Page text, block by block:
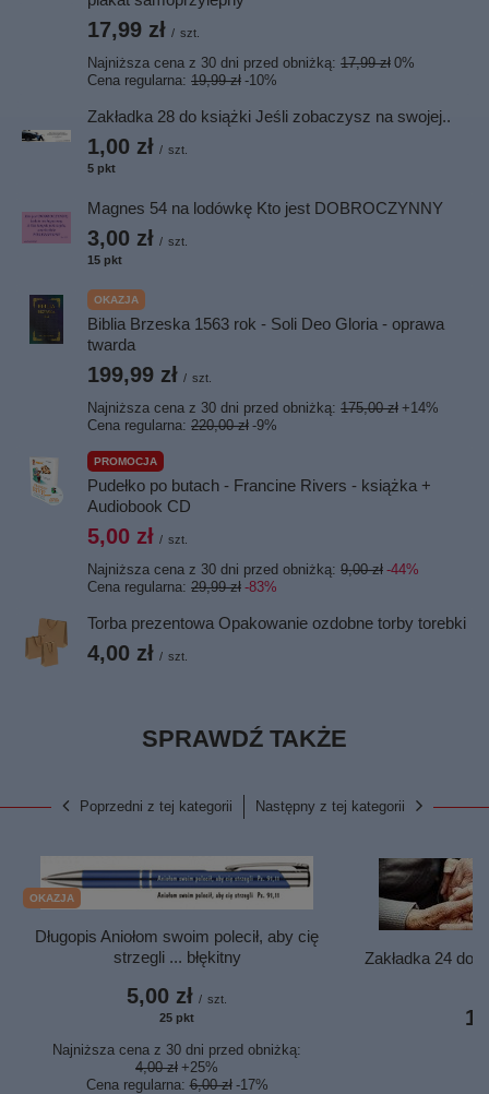
17,99 zł / szt.
Najniższa cena z 30 dni przed obniżką: 17,99 zł 0%
Cena regularna: 19,99 zł -10%
Zakładka 28 do książki Jeśli zobaczysz na swojej..
1,00 zł / szt.
5 pkt
Magnes 54 na lodówkę Kto jest DOBROCZYNNY
3,00 zł / szt.
15 pkt
OKAZJA
Biblia Brzeska 1563 rok - Soli Deo Gloria - oprawa
twarda
199,99 zł / szt.
Najniższa cena z 30 dni przed obniżką: 175,00 zł +14%
Cena regularna: 220,00 zł -9%
PROMOCJA
Pudełko po butach - Francine Rivers - książka +
Audiobook CD
5,00 zł / szt.
Najniższa cena z 30 dni przed obniżką: 9,00 zł -44%
Cena regularna: 29,99 zł -83%
Torba prezentowa Opakowanie ozdobne torby torebki
4,00 zł / szt.
SPRAWDŹ TAKŻE
Poprzedni z tej kategorii Następny z tej kategorii
OKAZJA
Długopis Aniołom swoim polecił, aby cię
strzegli ... błękitny
5,00 zł / szt.
25 pkt
Najniższa cena z 30 dni przed obniżką:
4,00 zł +25%
Cena regularna:6,00 zł -17%
Zakładka 24 do